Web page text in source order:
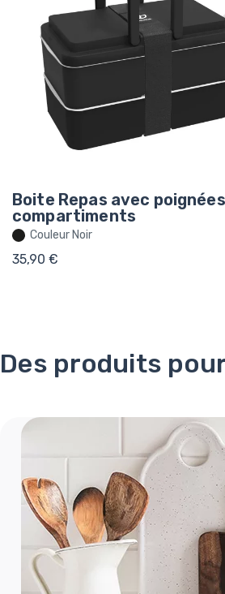
Boite Repas avec
compartiments
Couleur Noir
35,90 €
Des produits